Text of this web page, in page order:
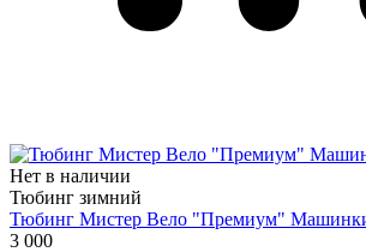
Нет в наличии
Тюбинг зимний
Тюбинг Мистер Вело "Премиум"
3 000